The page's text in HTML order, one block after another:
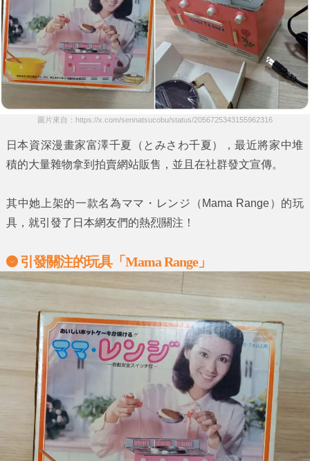
圖片來自：https://x.com/sennatsucobu/status/2056725343155962316
日本資深漫畫家富澤千夏 （ とみさわ千夏），最近將家中堆
積的大量雜物拿到拍賣網站販售，並且在社群發文宣傳。
其中她上架的一款名為ママ・レンジ
（Mama Range）的玩
具，就引發了日本網友們的熱烈關注！
引發關注的玩具「Mama Range」